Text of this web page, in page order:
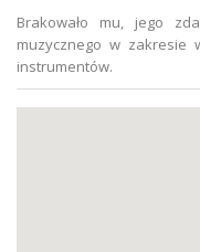
Brakowało mu, jego
muzycznego w zakresie
instrumentów.